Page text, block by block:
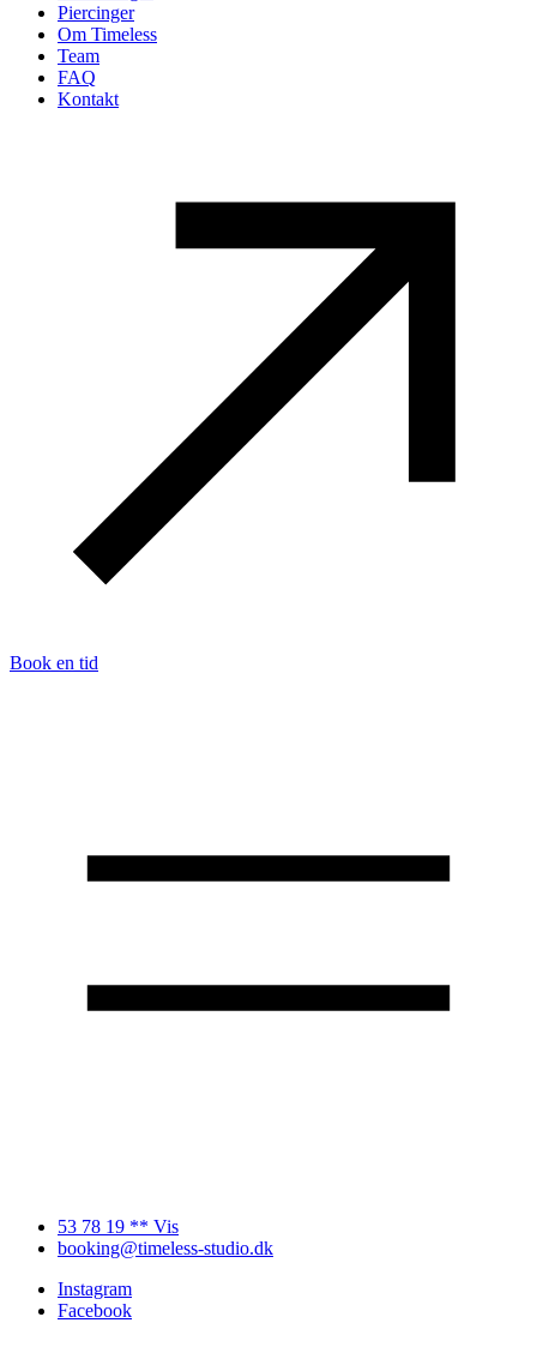
Piercinger
Om Timeless
Team
FAQ
Kontakt
Book en tid
53 78 19 ** Vis
booking@timeless-studio.dk
Instagram
Facebook